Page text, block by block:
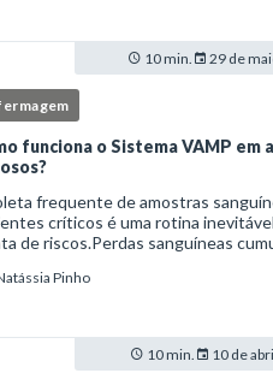
10 min. 29 de
funciona o Sistema VAMP em
frequente de amostras
críticos é uma rotina
de riscos.Perdas sanguíneas
de múltiplas punções e
Pinho
10 min. 10 de